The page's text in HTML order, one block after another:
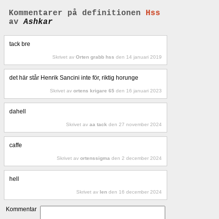
Kommentarer på definitionen Hss
avAshkar
tack bre
Skrivet av Orten grabb hss den 14 januari 2019
det här står Henrik Sancini inte för, riktig horunge
Skrivet av ortens krigare 65 den 16 januari 2023
dahell
Skrivet av aa tack den 27 november 2024
caffe
Skrivet av ortenssigma den 2 december 2024
hell
Skrivet av len den 16 december 2024
Kommentar